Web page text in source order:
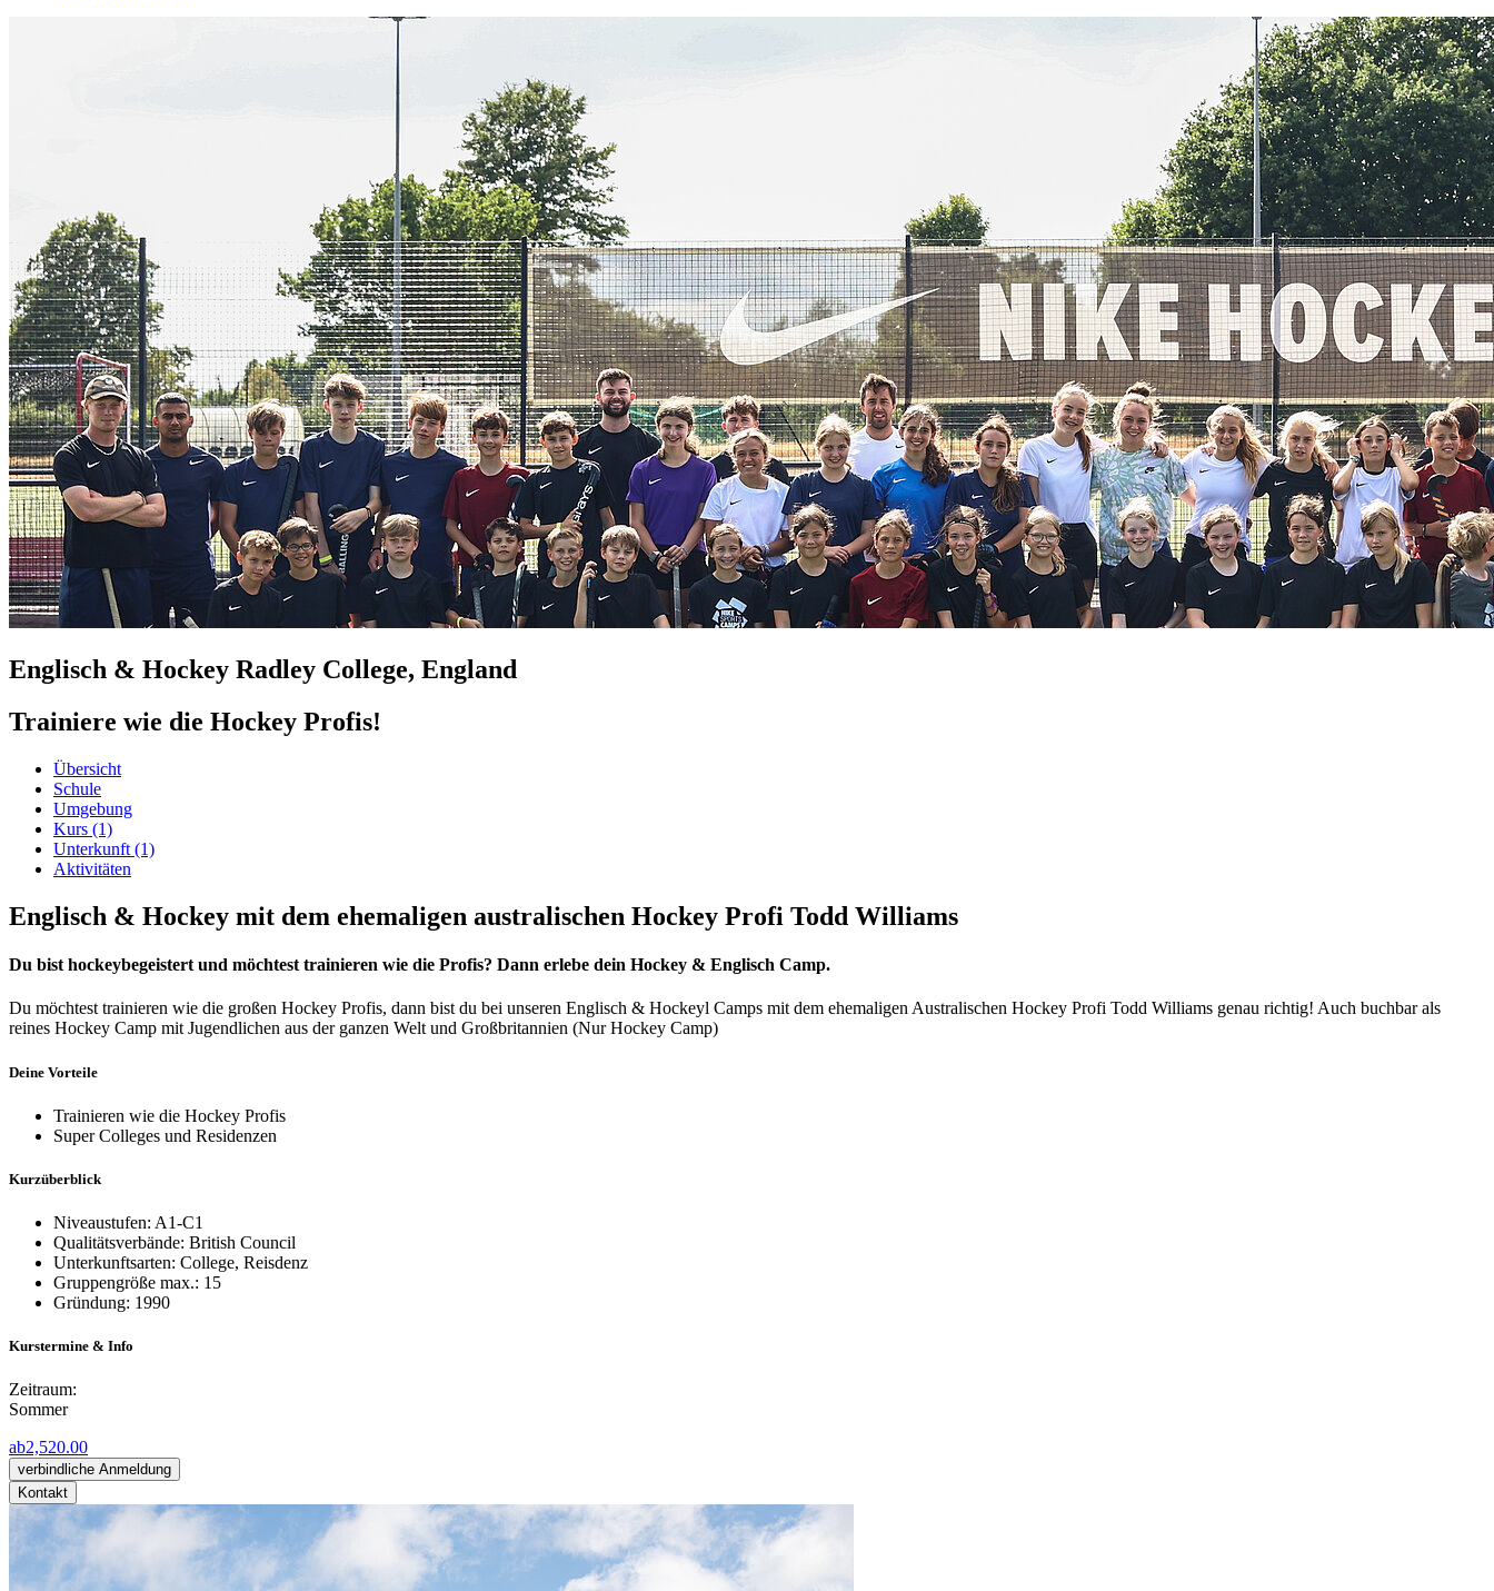
Englisch & Hockey Radley College, England
Trainiere wie die Hockey Profis!
Übersicht
Schule
Umgebung
Kurs (1)
Unterkunft (1)
Aktivitäten
Englisch & Hockey mit dem ehemaligen australischen Hockey Profi Todd Williams
Du bist hockeybegeistert und möchtest trainieren wie die Profis? Dann erlebe dein Hockey & Englisch Camp.
Du möchtest trainieren wie die großen Hockey Profis, dann bist du bei unseren Englisch & Hockeyl Camps mit dem ehemaligen Australischen Hockey Profi Todd Williams genau richtig! Auch buchbar als
reines Hockey Camp mit Jugendlichen aus der ganzen Welt und Großbritannien (Nur Hockey Camp)
Deine Vorteile
Trainieren wie die Hockey Profis
Super Colleges und Residenzen
Kurzüberblick
Niveaustufen: A1-C1
Qualitätsverbände: British Council
Unterkunftsarten: College, Reisdenz
Gruppengröße max.: 15
Gründung: 1990
Kurstermine & Info
Zeitraum:
Sommer
ab2,520.00
verbindliche Anmeldung
Kontakt